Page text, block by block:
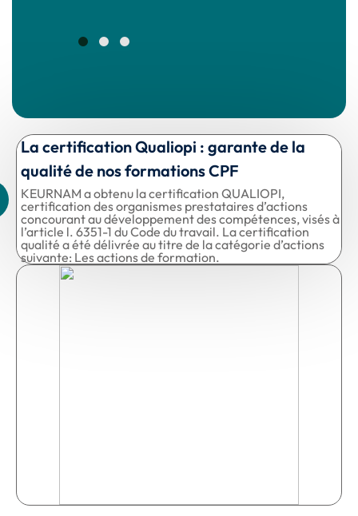
La certification Qualiopi : garante de la
qualité de nos formations CPF
KEURNAM a obtenu la certification QUALIOPI,
certification des organismes prestataires d’actions
concourant au développement des compétences, visés à
l’article l. 6351-1 du Code du travail. La certification
qualité a été délivrée au titre de la catégorie d’actions
suivante: Les actions de formation.